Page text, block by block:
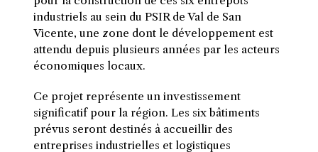
industriels au sein du PSIR de Val de San
Vicente, une zone dont le développement est
attendu depuis plusieurs années par les acteurs
économiques locaux.
Ce projet représente un investissement
significatif pour la région. Les six bâtiments
prévus seront destinés à accueillir des
entreprises industrielles et logistiques